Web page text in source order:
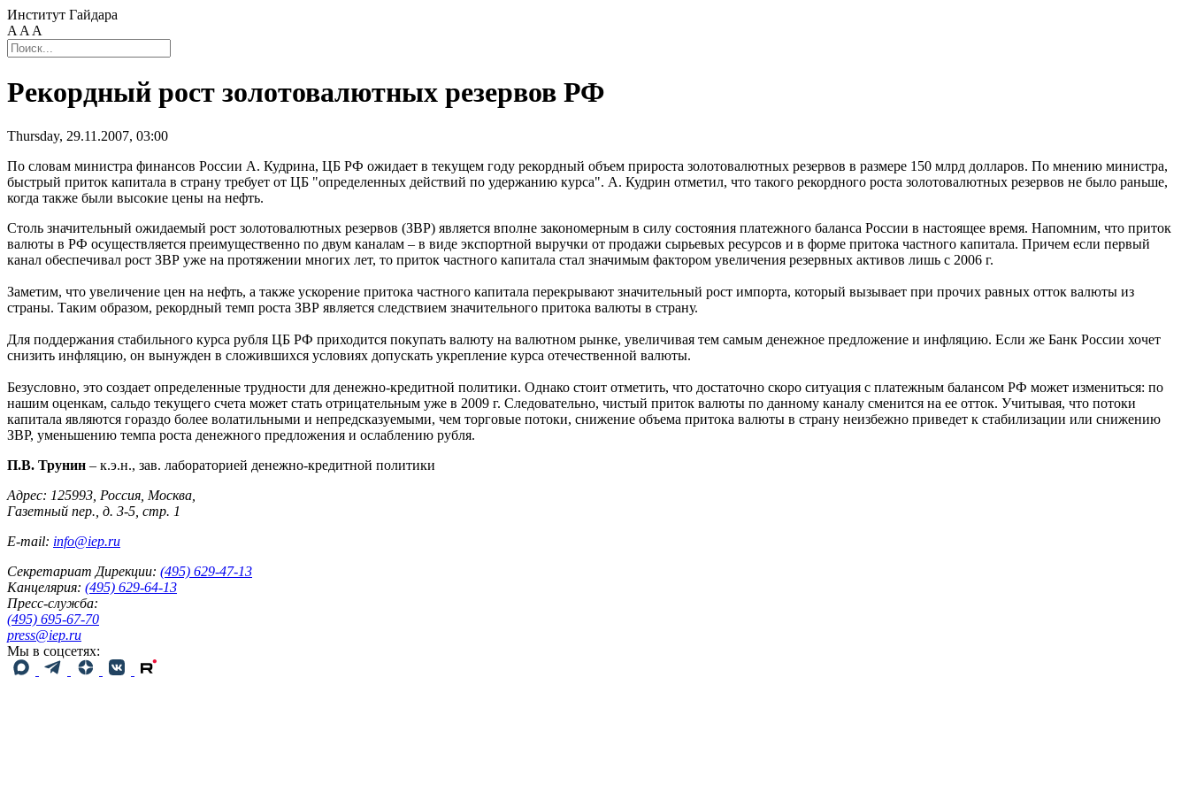
Институт Гайдара
A A A
Рекордный рост золотовалютных резервов РФ
Thursday, 29.11.2007, 03:00
По словам министра финансов России А. Кудрина, ЦБ РФ ожидает в текущем году рекордный объем прироста золотовалютных резервов в размере 150 млрд долларов. По мнению министра,
быстрый приток капитала в страну требует от ЦБ "определенных действий по удержанию курса". А. Кудрин отметил, что такого рекордного роста золотовалютных резервов не было раньше,
когда также были высокие цены на нефть.
Столь значительный ожидаемый рост золотовалютных резервов (ЗВР) является вполне закономерным в силу состояния платежного баланса России в настоящее время. Напомним, что приток
валюты в РФ осуществляется преимущественно по двум каналам – в виде экспортной выручки от продажи сырьевых ресурсов и в форме притока частного капитала. Причем если первый
канал обеспечивал рост ЗВР уже на протяжении многих лет, то приток частного капитала стал значимым фактором увеличения резервных активов лишь с 2006 г.
Заметим, что увеличение цен на нефть, а также ускорение притока частного капитала перекрывают значительный рост импорта, который вызывает при прочих равных отток валюты из
страны. Таким образом, рекордный темп роста ЗВР является следствием значительного притока валюты в страну.
Для поддержания стабильного курса рубля ЦБ РФ приходится покупать валюту на валютном рынке, увеличивая тем самым денежное предложение и инфляцию. Если же Банк России хочет
снизить инфляцию, он вынужден в сложившихся условиях допускать укрепление курса отечественной валюты.
Безусловно, это создает определенные трудности для денежно-кредитной политики. Однако стоит отметить, что достаточно скоро ситуация с платежным балансом РФ может измениться: по
нашим оценкам, сальдо текущего счета может стать отрицательным уже в 2009 г. Следовательно, чистый приток валюты по данному каналу сменится на ее отток. Учитывая, что потоки
капитала являются гораздо более волатильными и непредсказуемыми, чем торговые потоки, снижение объема притока валюты в страну неизбежно приведет к стабилизации или снижению
ЗВР, уменьшению темпа роста денежного предложения и ослаблению рубля.
П.В. Трунин – к.э.н., зав. лабораторией денежно-кредитной политики
Адрес: 125993, Россия, Москва,
Газетный пер., д. 3-5, стр. 1
E-mail: info@iep.ru
Секретариат Дирекции: (495) 629-47-13
Канцелярия: (495) 629-64-13
Пресс-служба:
(495) 695-67-70
press@iep.ru
Мы в соцсетях: